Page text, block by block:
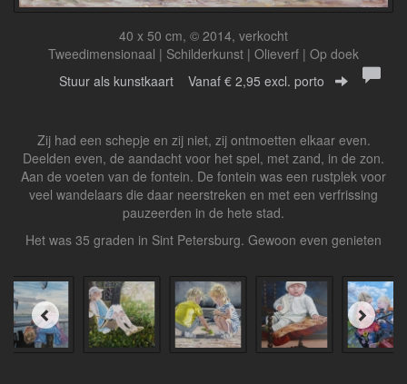
40 x 50 cm, © 2014, verkocht
Tweedimensionaal | Schilderkunst | Olieverf | Op doek
Stuur als kunstkaart Vanaf € 2,95 excl. porto
Zij had een schepje en zij niet, zij ontmoetten elkaar even.
Deelden even, de aandacht voor het spel, met zand, in de zon.
Aan de voeten van de fontein. De fontein was een rustplek voor
veel wandelaars die daar neerstreken en met een verfrissing
pauzeerden in de hete stad.
Het was 35 graden in Sint Petersburg. Gewoon even genieten